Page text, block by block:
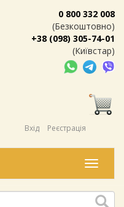
0 800 332 008
(Безкоштовно)
+38 (098) 305-74-01
(Київстар)
Вхід Реєстрація
Меню